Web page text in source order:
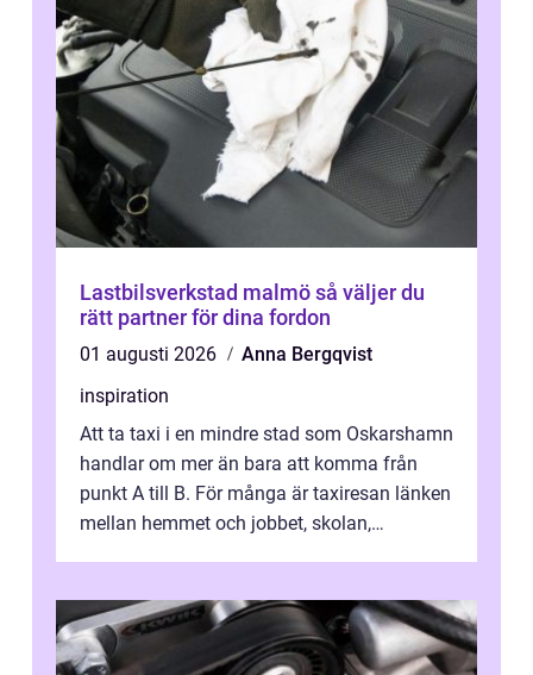
Lastbilsverkstad malmö så väljer du
rätt partner för dina fordon
01 augusti 2026
Anna Bergqvist
inspiration
Att ta taxi i en mindre stad som Oskarshamn
handlar om mer än bara att komma från
punkt A till B. För många är taxiresan länken
mellan hemmet och jobbet, skolan,